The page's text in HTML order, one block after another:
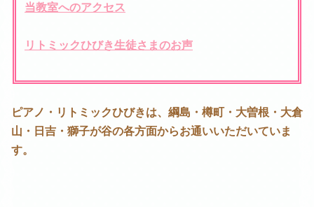
当教室へのアクセス
リトミックひびき生徒さまのお声
ピアノ・リトミックひびきは、綱島・樽町・大曽根・大倉
山・日吉・獅子が谷の各方面からお通いいただいていま
す。